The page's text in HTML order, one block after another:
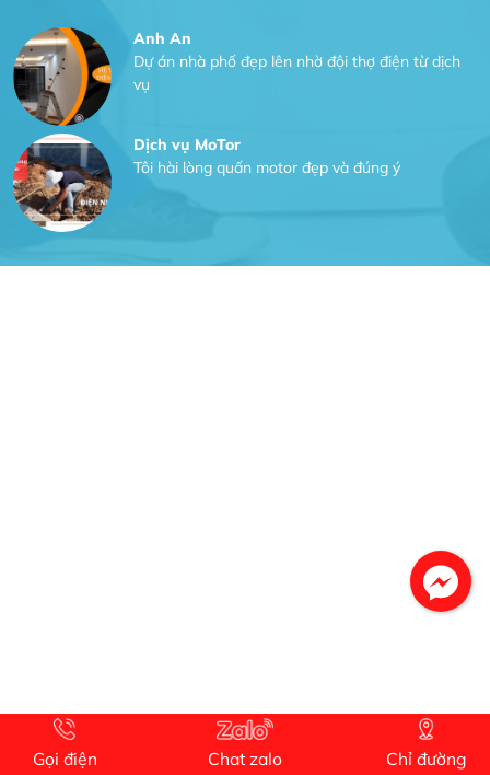
Anh An
Dự án nhà phố đẹp lên nhờ đội thợ điện từ dịch
vụ
Dịch vụ MoTor
Tôi hài lòng quấn motor đẹp và đúng ý
Gọi điện Chat zalo Chỉ đường